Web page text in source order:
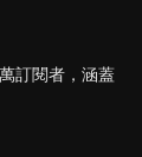
訂閱者，涵蓋